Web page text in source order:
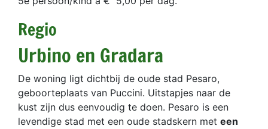
Regio
Urbino en Gradara
De woning ligt dichtbij de oude stad Pesaro,
geboorteplaats van Puccini. Uitstapjes naar de
kust zijn dus eenvoudig te doen. Pesaro is een
levendige stad met een oude stadskern met een